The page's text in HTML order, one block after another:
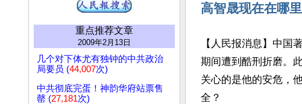
重点推荐文章
2009年2月13日
几个对下体尤有独钟的中共政治
局要员 (44,007次)
中共彻底完蛋！神韵华府站票售
罄 (27,181次)
高智晟现在在哪里
【人民报消息】中国
期间遭到酷刑折磨。
关心的是他的安危，
全？